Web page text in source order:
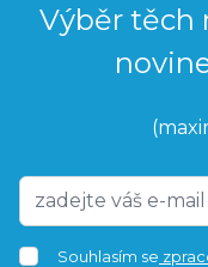
Výběr těch
Souhlasím se